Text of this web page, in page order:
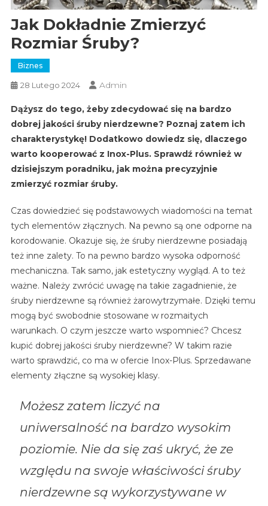
Jak Dokładnie Zmierzyć
Rozmiar Śruby?
Biznes
28 Lutego 2024 Admin
Dążysz do tego, żeby zdecydować się na bardzo
dobrej jakości śruby nierdzewne? Poznaj zatem ich
charakterystykę! Dodatkowo dowiedz się, dlaczego
warto kooperować z Inox-Plus. Sprawdź również w
dzisiejszym poradniku, jak można precyzyjnie
zmierzyć rozmiar śruby.
Czas dowiedzieć się podstawowych wiadomości na temat
tych elementów złącznych. Na pewno są one odporne na
korodowanie. Okazuje się, że śruby nierdzewne posiadają
też inne zalety. To na pewno bardzo wysoka odporność
mechaniczna. Tak samo, jak estetyczny wygląd. A to też
ważne. Należy zwrócić uwagę na takie zagadnienie, że
śruby nierdzewne są również żarowytrzymałe. Dzięki temu
mogą być swobodnie stosowane w rozmaitych
warunkach. O czym jeszcze warto wspomnieć? Chcesz
kupić dobrej jakości śruby nierdzewne? W takim razie
warto sprawdzić, co ma w ofercie Inox-Plus. Sprzedawane
elementy złączne są wysokiej klasy.
Możesz zatem liczyć na
uniwersalność na bardzo wysokim
poziomie. Nie da się zaś ukryć, że ze
względu na swoje właściwości śruby
nierdzewne są wykorzystywane w